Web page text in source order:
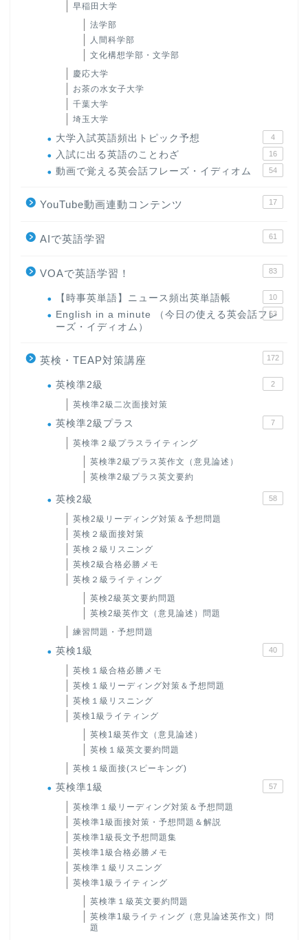
早稲田大学
法学部
人間科学部
文化構想学部・文学部
慶応大学
お茶の水女子大学
千葉大学
埼玉大学
大学入試英語頻出トピック予想 4
入試に出る英語のことわざ 16
動画で覚える英会話フレーズ・イディオム 54
YouTube動画連動コンテンツ 17
AIで英語学習 61
VOAで英語学習！ 83
【時事英単語】ニュース頻出英単語帳 10
English in a minute （今日の使える英会話フレ
ーズ・イディオム）
63
英検・TEAP対策講座 172
英検準2級 2
英検準2級二次面接対策
英検準2級プラス 7
英検準２級プラスライティング
英検準2級プラス英作文（意見論述）
英検準2級プラス英文要約
英検2級 58
英検2級リーディング対策＆予想問題
英検２級面接対策
英検２級リスニング
英検2級合格必勝メモ
英検２級ライティング
英検2級英文要約問題
英検2級英作文（意見論述）問題
練習問題・予想問題
英検1級 40
英検１級合格必勝メモ
英検１級リーディング対策＆予想問題
英検１級リスニング
英検1級ライティング
英検1級英作文（意見論述）
英検１級英文要約問題
英検１級面接(スピーキング)
英検準1級 57
英検準１級リーディング対策＆予想問題
英検準1級面接対策・予想問題＆解説
英検準1級長文予想問題集
英検準1級合格必勝メモ
英検準１級リスニング
英検準1級ライティング
英検準１級英文要約問題
英検準1級ライティング（意見論述英作文）問
題